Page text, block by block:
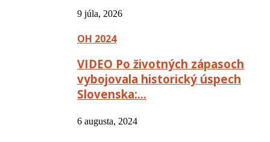
9 júla, 2026
OH 2024
VIDEO Po životných zápasoch
vybojovala historický úspech
Slovenska:…
6 augusta, 2024